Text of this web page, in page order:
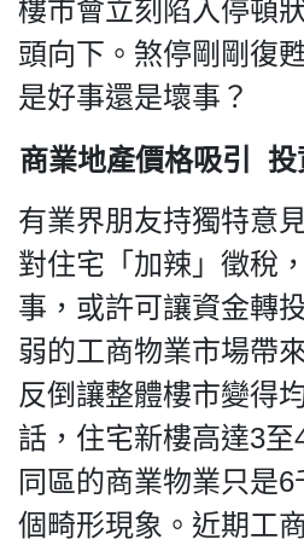
樓市會立刻陷入停頓
頭向下。煞停剛剛復
是好事還是壞事？
商業地產價格吸引 投
有業界朋友持獨特意
對住宅「加辣」徵稅
事，或許可讓資金轉
弱的工商物業市場帶
反倒讓整體樓市變得
話，住宅新樓高達3至
同區的商業物業只是
個畸形現象。近期工